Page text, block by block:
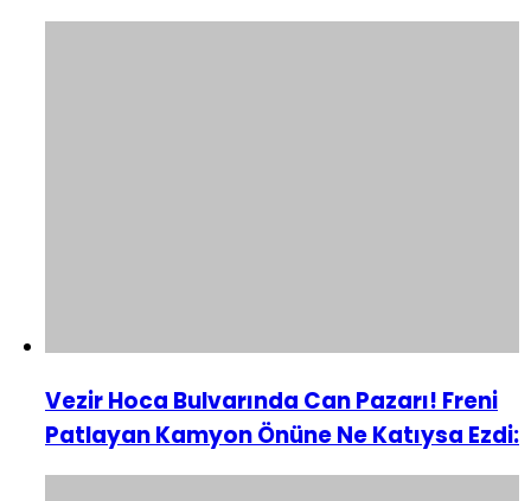
Vezir Hoca Bulvarında Can Pazarı! Freni
Patlayan Kamyon Önüne Ne Katıysa Ezdi: